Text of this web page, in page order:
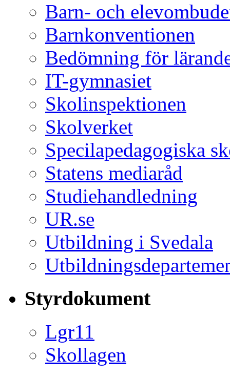
Barn- och
Barnkonventionen
Bedömning för
IT-gymnasiet
Skolinspektionen
Skolverket
Specilapedagogiska
Statens mediaråd
Studiehandledning
UR.se
Utbildning i Svedala
Styrdokument
Lgr11
Skollagen